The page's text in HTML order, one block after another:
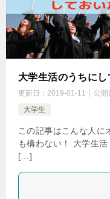
大学生活のうちに
更新日： 2019-01-11 公開
大学生
この記事はこんな人に
も構わない！ 大学生
[…]